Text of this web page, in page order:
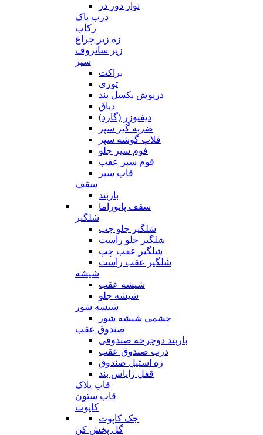
نوار دور در
درب باک
رکاب
زه زیر چراغ
زیر سانروف
سپر
براکت
توری
درپوش بکسل بند
دیاق
دیفیوزر (گارد)
ضربه گیر سپر
فلاپ گوشه سپر
فوم سپر جلو
فوم سپر عقب
قاب سپر
سقف
باربند
سقف پانوراما
شلگیر
شلگیر جلو چپ
شلگیر جلو راست
شلگیر عقب چپ
شلگیر عقب راست
شیشه
شیشه عقب
شیشه جلو
شیشه شور
چشمی شیشه شور
صندوق عقب
باربند دوچرخه صندوقی
درب صندوق عقب
زه استیل صندوق
قفل زاپاس بند
قاب پلاک
قاب ستون
کاپوت
جک کاپوت
گل پخش کن